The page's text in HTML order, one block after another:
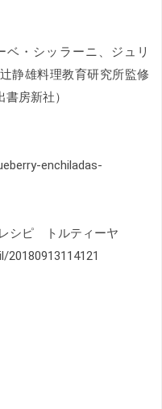
ベ・シッラーニ、ジュリ
静雄料理教育研究所監修
房新社）
enchiladas-
シピ トルティーヤ